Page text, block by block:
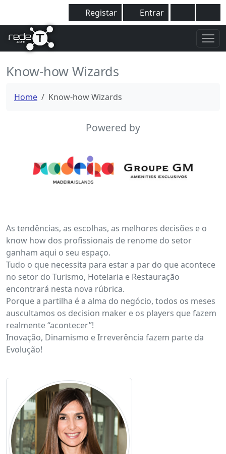
Registar Entrar
Know-how Wizards
Home Know-how Wizards
Powered by
As tendências, as escolhas, as melhores decisões e o
know how dos profissionais de renome do setor
ganham aqui o seu espaço.
Tudo o que necessita para estar a par do que acontece
no setor do Turismo, Hotelaria e Restauração
encontrará nesta nova rúbrica.
Porque a partilha é a alma do negócio, todos os meses
auscultamos os decision maker e os players que fazem
realmente “acontecer”!
Inovação, Dinamismo e Irreverência fazem parte da
Evolução!